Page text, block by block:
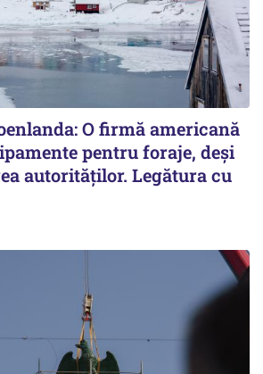
O firmă americană
pentru foraje, deși
autorităților. Legătura cu